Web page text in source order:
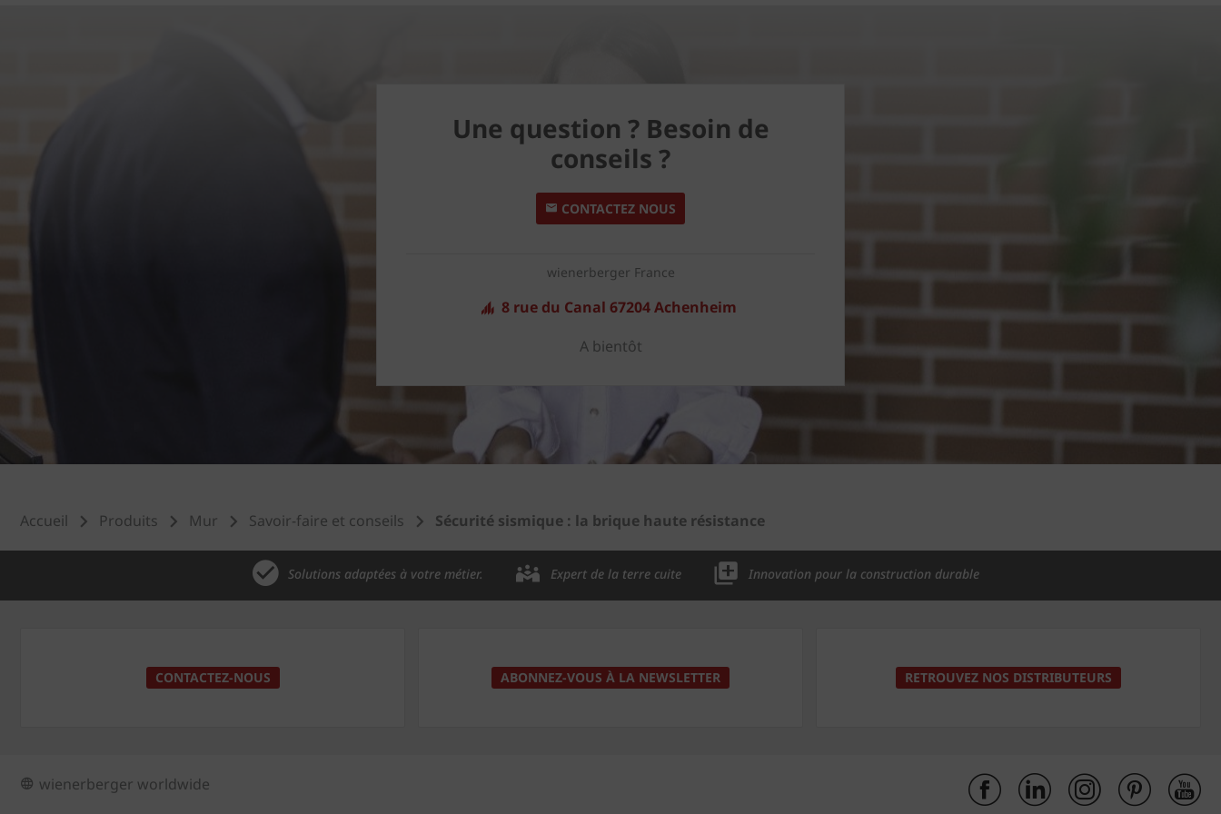
Une question ? Besoin de
conseils ?
CONTACTEZ NOUS
wienerberger France
8 rue du Canal 67204 Achenheim
A bientôt
Accueil Produits Mur Savoir-faire et conseils Sécurité sismique : la brique haute résistance
Solutions adaptées à votre métier. Expert de la terre cuite Innovation pour la construction durable
CONTACTEZ-NOUS ABONNEZ-VOUS À LA NEWSLETTER RETROUVEZ NOS DISTRIBUTEURS
wienerberger worldwide